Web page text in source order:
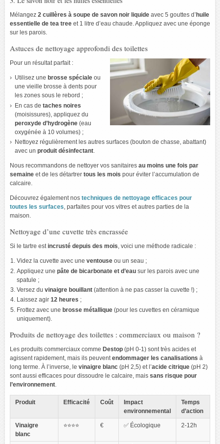
Mélangez 2 cuillères à soupe de savon noir liquide avec 5 gouttes d’ huile
essentielle de tea tree et 1 litre d’eau chaude. Appliquez avec une éponge
sur les parois.
Astuces de nettoyage approfondi des toilettes
Pour un résultat parfait :
Utilisez une brosse spécialeou
une vieille brosse à dents pour
les zones sous le rebord ;
En cas de taches noires
(moisissures), appliquez du
peroxyde d’hydrogène(eau
oxygénée à 10 volumes) ;
Nettoyez régulièrement les autres surfaces (bouton de chasse, abattant)
avec un produit désinfectant.
Nous recommandons de nettoyer vos sanitaires au moins une fois par
semaine et de les détartrer tous les mois pour éviter l’accumulation de
calcaire.
Découvrez également nos techniques de nettoyage efficaces pour
toutes les surfaces, parfaites pour vos vitres et autres parties de la
maison.
Nettoyage d’une cuvette très encrassée
Si le tartre estincrusté depuis des mois, voici une méthode radicale :
Videz la cuvette avec uneventouse ou un seau ;
Appliquez unepâte de bicarbonate et d’eau sur les parois avec une
spatule ;
Versez duvinaigre bouillant (attention à ne pas casser la cuvette !) ;
Laissez agir12 heures ;
Frottez avec unebrosse métallique (pour les cuvettes en céramique
uniquement).
Produits de nettoyage des toilettes : commerciaux ou maison ?
Les produits commerciaux comme Destop (pH 0-1) sont très acides et
agissent rapidement, mais ils peuvent endommager les canalisations à
long terme. À l’inverse, le vinaigre blanc (pH 2,5) et l’acide citrique (pH 2)
sont aussi efficaces pour dissoudre le calcaire, mais sans risque pour
l’environnement
Produit Efficacité Coût
Impact
environnemental
Temps
d’action
Vinaigre
blanc
⭐⭐⭐⭐ € ✅ Écologique 2-12h